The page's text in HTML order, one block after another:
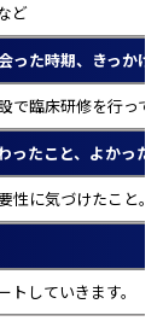
ど
た時期、きっかけ
臨床研修を行っ
ったこと、よかった
に気づけたこと。
していきます。